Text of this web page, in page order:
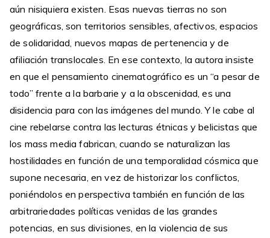
aún nisiquiera existen. Esas nuevas tierras no son
geográficas, son territorios sensibles, afectivos, espacios
de solidaridad, nuevos mapas de pertenencia y de
afiliación translocales. En ese contexto, la autora insiste
en que el pensamiento cinematográfico es un “a pesar de
todo” frente a la barbarie y a la obscenidad, es una
disidencia para con las imágenes del mundo. Y le cabe al
cine rebelarse contra las lecturas étnicas y belicistas que
los mass media fabrican, cuando se naturalizan las
hostilidades en función de una temporalidad cósmica que
supone necesaria, en vez de historizar los conflictos,
poniéndolos en perspectiva también en función de las
arbitrariedades políticas venidas de las grandes
potencias, en sus divisiones, en la violencia de sus